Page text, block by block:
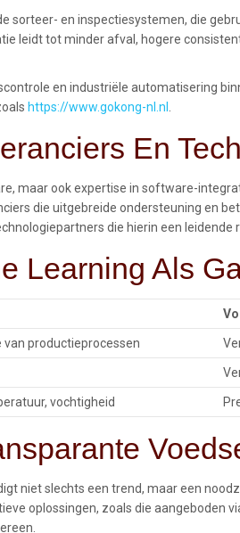
en inspectiesystemen, die
leidt tot minder afval, hogere
en industriële automatisering
https://www.gokong-nl.nl
En
maar ook expertise in software-
die uitgebreide ondersteuning en
die hierin een leidende
Learning Als
productieprocessen
vochtigheid
niet slechts een trend, maar een
oplossingen, zoals die aangeboden